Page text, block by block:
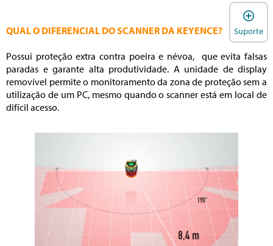
QUAL O DIFERENCIAL DO SCANNER DA KEYENCE?
Possui proteção extra contra poeira e névoa, que evita falsas
paradas e garante alta produtividade. A unidade de display
removível permite o monitoramento da zona de proteção sem a
utilização de um PC, mesmo quando o scanner está em local de
difícil acesso.
Suporte